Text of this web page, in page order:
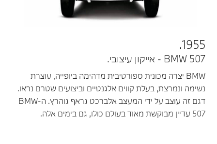
1955.
BMW 507 - אייקון עיצובי.
BMW יצרה מכונית ספורטיבית מדהימה ביופייה, עוצרת
נשימה ונמרצת, בעלת קווים אלגנטיים וביצועים שטרם נראו.
דגם זה עוצב על ידי המעצב אלברכט גראף גוהרץ. ה-BMW
507 עדיין מבוקשת מאוד בעולם כולו, גם בימים אלה.